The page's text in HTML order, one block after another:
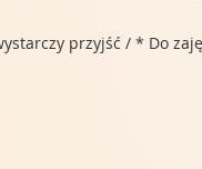
przyjść / * Do